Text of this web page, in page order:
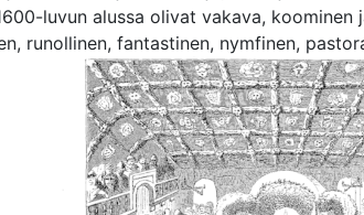
luvun alussa olivat vakava, koominen
runollinen, fantastinen, nymfinen,